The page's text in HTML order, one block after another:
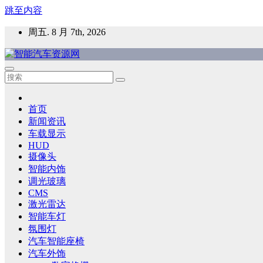
跳至内容
周五. 8 月 7th, 2026
智能汽车资源网
智能表面，智能内饰，新能源汽车，HMI，人车交互，智能车
首页
新闻资讯
车载显示
HUD
摄像头
智能内饰
调光玻璃
CMS
激光雷达
智能车灯
氛围灯
汽车智能座椅
汽车外饰